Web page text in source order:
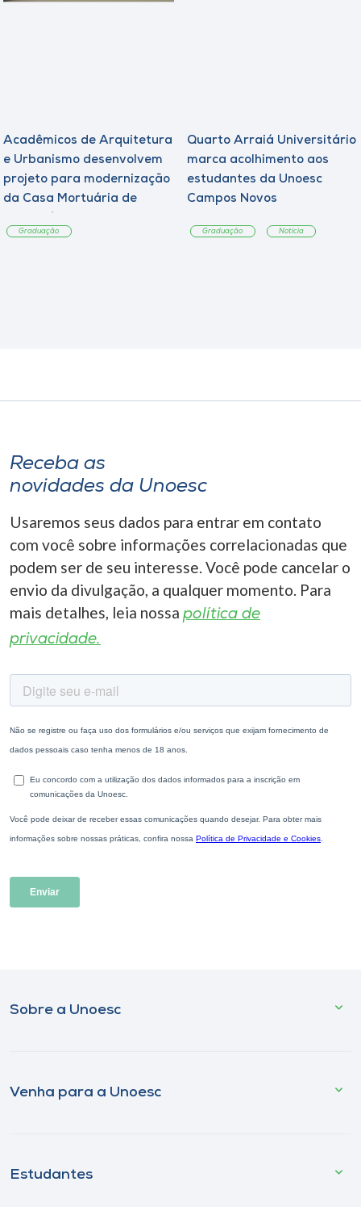
Acadêmicos de Arquitetura
e Urbanismo desenvolvem
projeto para modernização
da Casa Mortuária de
Graduação
Quarto Arraiá Universitário
marca acolhimento aos
estudantes da Unoesc
Campos Novos
Graduação Notícia
Receba as
novidades da Unoesc
Usaremos seus dados para entrar em contato
com você sobre informações correlacionadas que
podem ser de seu interesse. Você pode cancelar o
envio da divulgação, a qualquer momento. Para
mais detalhes, leia nossa política de
privacidade.
Sobre a Unoesc
Venha para a Unoesc
Estudantes